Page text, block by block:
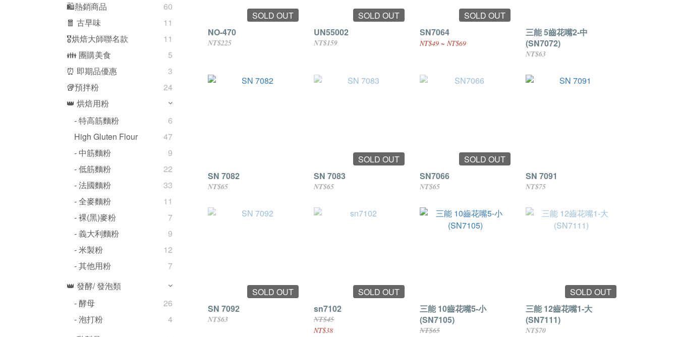
🛍熱銷商品
60
🧧 古早味
11
🎖️烘焙大師聯名款
11
👪 團購美食
5
⏰ 即期品優惠
3
🥡預拌粉
24
👑 烘焙用粉
- 特高筋麵粉
6
High Gluten Flour
47
- 中筋麵粉
9
- 低筋麵粉
22
- 法國麵粉
33
- 全麥麵粉
11
- 裸(黑)麥粉
7
- 義大利麵粉
9
- 米製粉
12
- 其他用粉
7
👑 發酵/ 發泡類
- 酵母
26
- 泡打粉
4
SOLD OUT
NO-470
NT$225
SOLD OUT
UN55002
NT$159
SOLD OUT
SN7064
NT$49 ~ NT$69
三能 5齒花嘴2-中
(SN7072)
NT$63
SN 7082
NT$65
SOLD OUT
SN 7083
NT$65
SOLD OUT
SN7066
NT$65
SN 7091
NT$75
SOLD OUT
SN 7092
NT$63
SOLD OUT
sn7102
NT$45
NT$38
三能 10齒花嘴5-小
(SN7105)
NT$65
SOLD OUT
三能 12齒花嘴1-大
(SN7111)
NT$70